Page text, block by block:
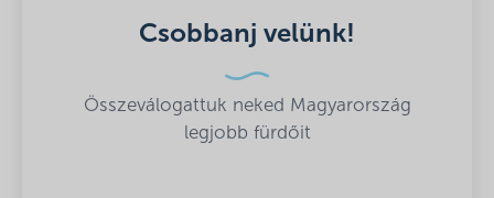
Csobbanj velünk!
Összeválogattuk neked Magyarország
legjobb fürdőit